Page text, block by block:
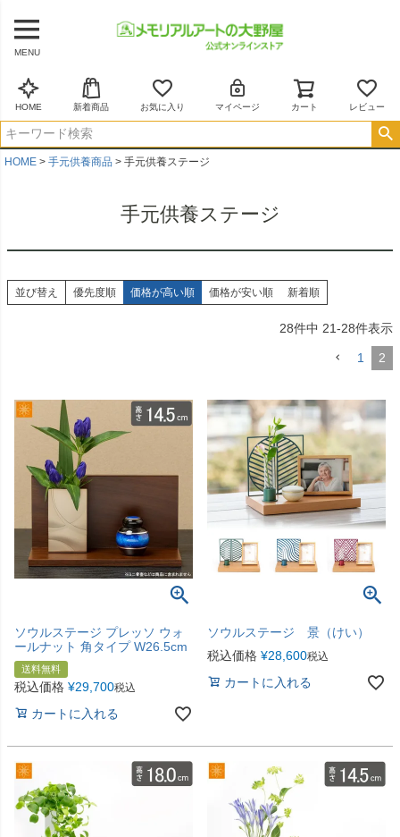
MENU
HOME 新着商品 お気に入り マイページ カート レビュー
HOME 手元供養商品 手元供養ステージ
手元供養ステージ
並び替え 優先度順 価格が高い順 価格が安い順 新着順
28件中 21-28件表示
1 2
ソウルステージ プレッソ ウォ
ールナット 角タイプ W26.5cm
送料無料
税込価格 ¥29,700税込
カートに入れる
ソウルステージ 景（けい）
税込価格 ¥28,600税込
カートに入れる